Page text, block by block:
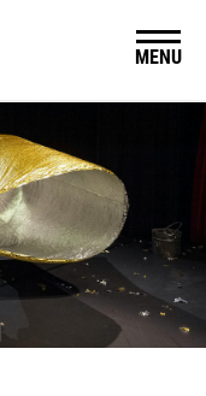
MENU